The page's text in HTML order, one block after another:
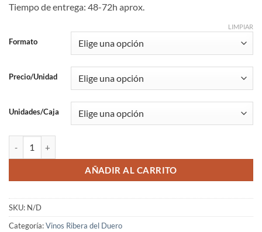
Tiempo de entrega: 48-72h aprox.
Formato
Precio/Unidad
Unidades/Caja
LIMPIAR
AÑADIR AL CARRITO
SKU: N/D
Categoría:Vinos Ribera del Duero